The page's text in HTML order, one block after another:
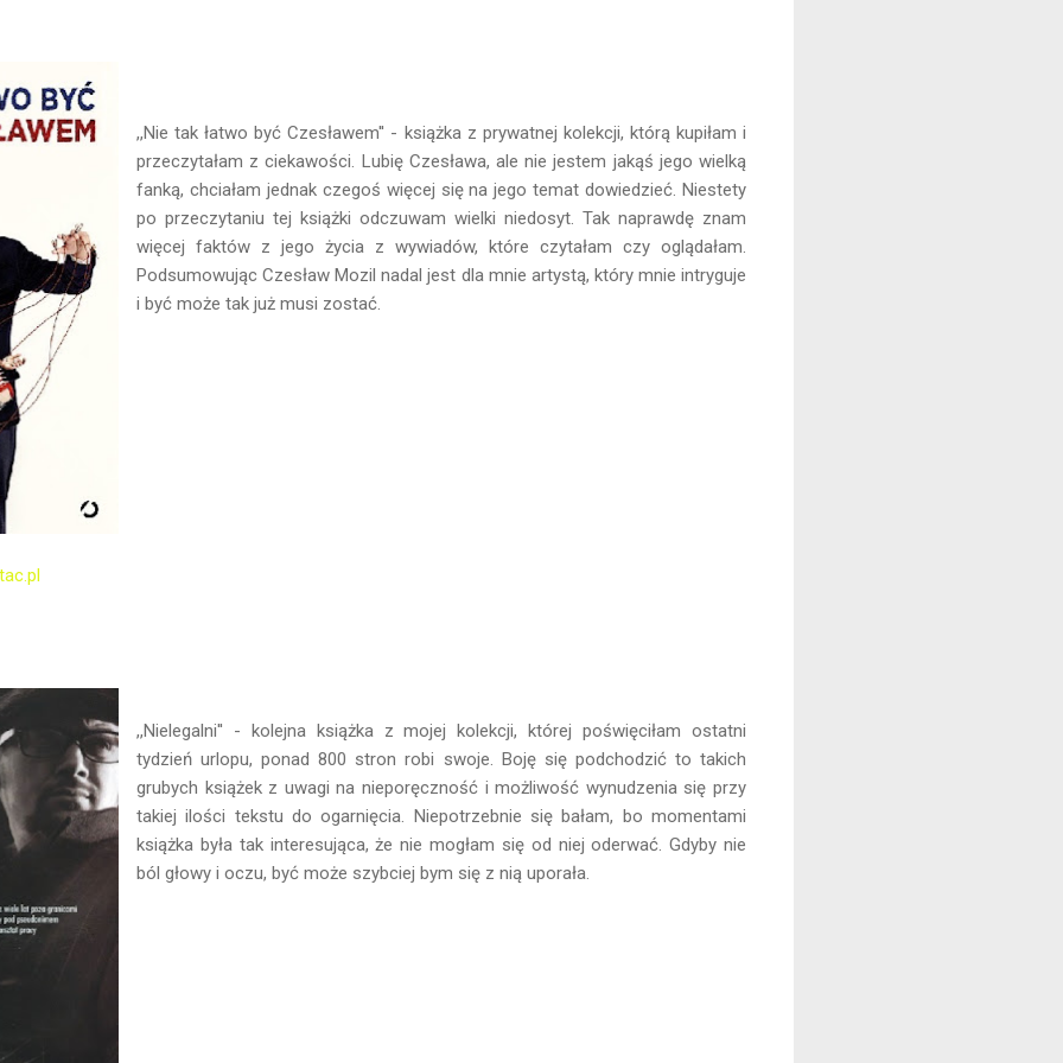
,,Nie tak łatwo być Czesławem'' - książka z prywatnej kolekcji, którą kupiłam i
przeczytałam z ciekawości. Lubię Czesława, ale nie jestem jakąś jego wielką
fanką, chciałam jednak czegoś więcej się na jego temat dowiedzieć. Niestety
po przeczytaniu tej książki odczuwam wielki niedosyt. Tak naprawdę znam
więcej faktów z jego życia z wywiadów, które czytałam czy oglądałam.
Podsumowując Czesław Mozil nadal jest dla mnie artystą, który mnie intryguje
i być może tak już musi zostać.
,,Nielegalni'' - kolejna książka z mojej kolekcji, której poświęciłam ostatni
tydzień urlopu, ponad 800 stron robi swoje. Boję się podchodzić to takich
grubych książek z uwagi na nieporęczność i możliwość wynudzenia się przy
takiej ilości tekstu do ogarnięcia. Niepotrzebnie się bałam, bo momentami
książka była tak interesująca, że nie mogłam się od niej oderwać. Gdyby nie
ból głowy i oczu, być może szybciej bym się z nią uporała.